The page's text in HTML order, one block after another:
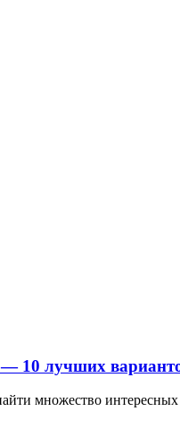
— 10 лучших
множество